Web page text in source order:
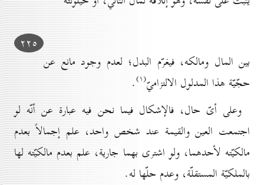
۲۲٥
بين المال ومالكه، فيغرّم البدل؛ لعدم وجود مانع عن
حجّيّة هذا المدلول الالتزاميّ(۱) .
وعلى أىّ حال، فالإشكال فيما نحن فيه عبارة عن أنّه لو
اجتمعت العين والقيمة عند شخص واحد، علم إجمالاً بعدم
مالكيّته لأحدهما، ولو اشترى بهما جارية، علم بعدم مالكيّته لها
بالملكيّة المستقلّة، وعدم حلّها له.